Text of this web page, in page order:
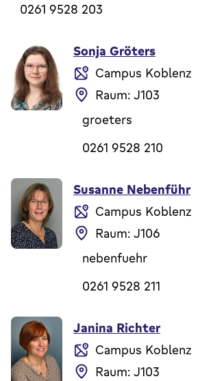
0261 9528 203
Sonja Gröters
Campus Koblenz
Raum: J103
groeters
0261 9528 210
Susanne Nebenführ
Campus Koblenz
Raum: J106
nebenfuehr
0261 9528 211
Janina Richter
Campus Koblenz
Raum: J103